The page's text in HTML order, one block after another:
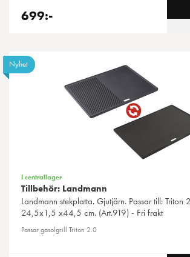
699:-
Nyhet
I centrallager
Tillbehör: Landmann
Landmann stekplatta. Gjutjärn. Passar till: Triton
24,5x1,5 x44,5 cm. (Art.919) - Fri frakt
Passar gasolgrill Triton 2.0